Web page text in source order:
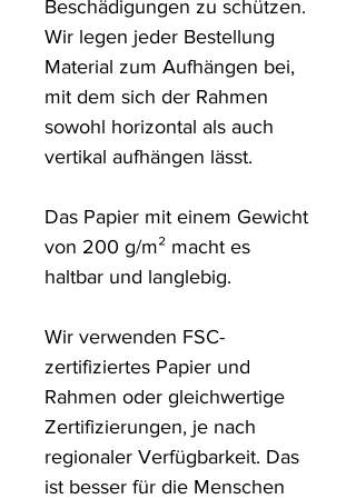
Beschädigungen zu schützen.
Wir legen jeder Bestellung
Material zum Aufhängen bei,
mit dem sich der Rahmen
sowohl horizontal als auch
vertikal aufhängen lässt.
Das Papier mit einem Gewicht
von 200 g/m² macht es
haltbar und langlebig.
Wir verwenden FSC-
zertifiziertes Papier und
Rahmen oder gleichwertige
Zertifizierungen, je nach
regionaler Verfügbarkeit. Das
ist besser für die Menschen